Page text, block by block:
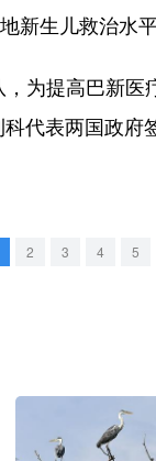
新生儿救治水平
提高巴新医
代表两国政
2 3 4 5